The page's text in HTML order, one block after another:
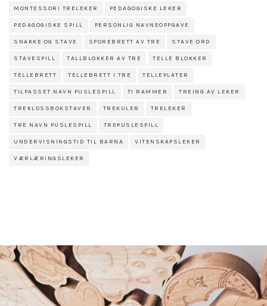
MONTESSORI TRELEKER PEDAGOGISKE LEKER
PEDAGOGISKE SPILL PERSONLIG NAVNEOPPGAVE
SNAKKE OG STAVE SPOREBRETT AV TRE STAVE ORD
STAVESPILL TALLBLOKKER AV TRE TELLE BLOKKER
TELLEBRETT TELLEBRETT I TRE TELLEPLATER
TILPASSET NAVN PUSLESPILL TI RAMMER TREING AV LEKER
TREKLOSSBOKSTAVER TREKULER TRELEKER
TRE NAVN PUSLESPILL TREPUSLESPILL
UNDERVISNINGSTID TIL BARNA VITENSKAPSLEKER
VÆRLÆRINGSLEKER